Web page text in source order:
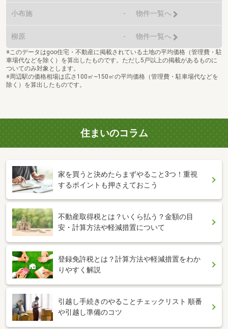
小布施 - 物件一覧へ
柳原 - 物件一覧へ
※このデータはgoo住宅・不動産に掲載されている土地の平均価格（管理費・駐
車場代などを除く）を算出したものです。ただし5戸以上の掲載があるものに
ついてのみ対象とします。
※周辺駅の価格相場は広さ100㎡~150㎡の平均価格（管理費・駐車場代などを
除く）を算出したものです。
住まいのコラム
家を買うと決めたらまずやること3つ！重視
するポイントも押さえておこう
不動産取得税とは？いくら払う？金額の目
安・計算方法や軽減措置について
登録免許税とは？計算方法や軽減措置をわか
りやすく解説
引越し手続きのやることチェックリスト 順番
や引越し準備のコツ